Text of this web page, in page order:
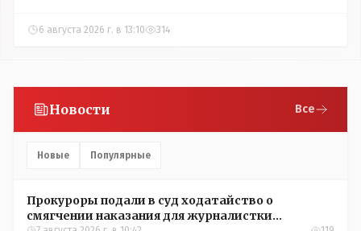
6 августа 2026 г. в 13:10 314
Новости Все
Новые Популярные
Прокуроры подали в суд ходатайство о
смягчении наказания для журналистки